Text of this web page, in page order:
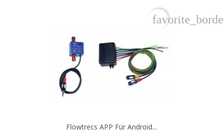
Flowtrecs APP Für Android...